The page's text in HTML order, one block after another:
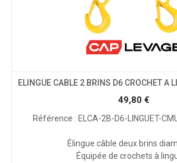
49,80€
Référence : ELCA-2B-D6-LINGUET-
Élingue câble deux brins
Équipée de crochets à